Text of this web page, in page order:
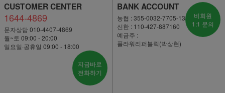
CUSTOMER CENTER
1644-4869
문자상담 010-4407-4869
월~토 09:00 - 20:00
일요일·공휴일 09:00 - 18:00
지금바로
전화하기
BANK ACCOUNT
농협 : 355-0032-7705-13
신한 : 110-427-887160
예금주 :
플라워리퍼블릭(박상현)
비회원
1:1 문의